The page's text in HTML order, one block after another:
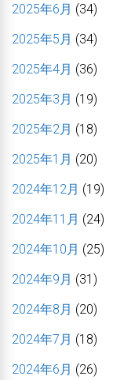
2025年6月 (34)
2025年5月 (34)
2025年4月 (36)
2025年3月 (19)
2025年2月 (18)
2025年1月 (20)
2024年12月 (19)
2024年11月 (24)
2024年10月 (25)
2024年9月 (31)
2024年8月 (20)
2024年7月 (18)
2024年6月 (26)